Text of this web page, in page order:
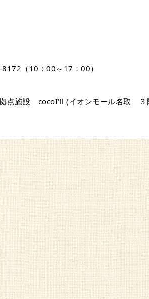
（10：00～17：00）
点施設　cocoI'll (イオンモール名取　３